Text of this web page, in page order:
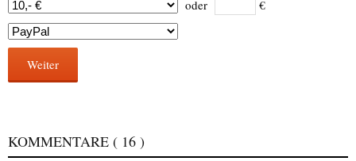
oder €
Weiter
KOMMENTARE ( 16 )